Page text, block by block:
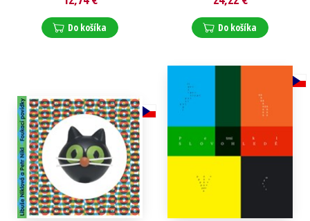
Do košíka Do košíka